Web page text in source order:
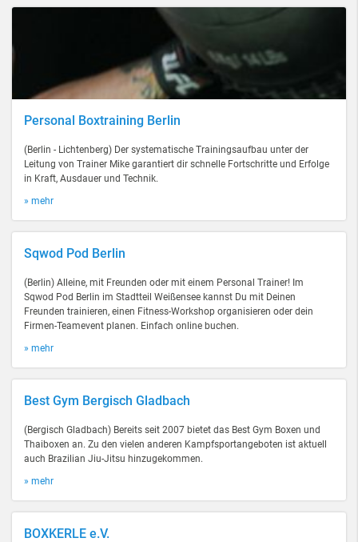
Personal Boxtraining Berlin
(Berlin - Lichtenberg) Der systematische Trainingsaufbau unter der
Leitung von Trainer Mike garantiert dir schnelle Fortschritte und Erfolge
in Kraft, Ausdauer und Technik.
» mehr
Sqwod Pod Berlin
(Berlin) Alleine, mit Freunden oder mit einem Personal Trainer! Im
Sqwod Pod Berlin im Stadtteil Weißensee kannst Du mit Deinen
Freunden trainieren, einen Fitness-Workshop organisieren oder dein
Firmen-Teamevent planen. Einfach online buchen.
» mehr
Best Gym Bergisch Gladbach
(Bergisch Gladbach) Bereits seit 2007 bietet das Best Gym Boxen und
Thaiboxen an. Zu den vielen anderen Kampfsportangeboten ist aktuell
auch Brazilian Jiu-Jitsu hinzugekommen.
» mehr
BOXKERLE e.V.